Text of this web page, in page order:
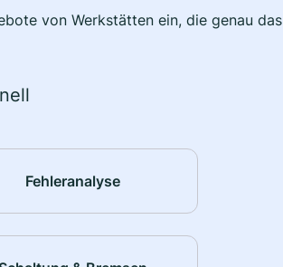
von Werkstätten ein, die genau das
Fehleranalyse